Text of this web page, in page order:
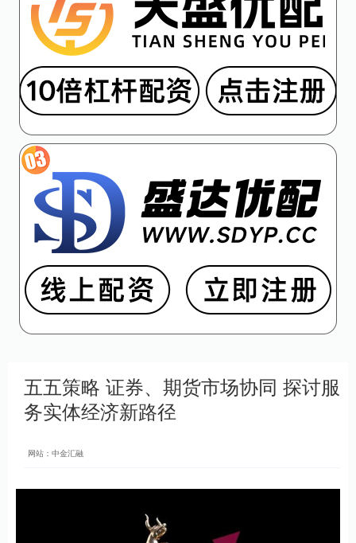
五五策略 证券、期货市场协同 探讨服
务实体经济新路径
网站：中金汇融